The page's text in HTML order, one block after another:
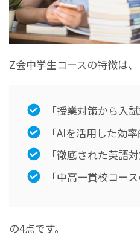
Z会中学生コースの特徴は、
「授業対策から入
「AIを活用した効
「徹底された英語対
「中高一貫校コース
の4点です。